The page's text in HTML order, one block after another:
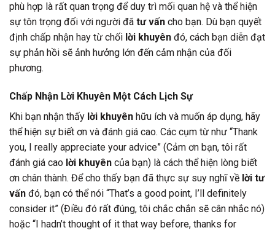
phù hợp là rất quan trọng để duy trì mối quan hệ và thể hiện
sự tôn trọng đối với người đã tư vấn cho bạn. Dù bạn quyết
định chấp nhận hay từ chối lời khuyên đó, cách bạn diễn đạt
sự phản hồi sẽ ảnh hưởng lớn đến cảm nhận của đối
phương.
Chấp Nhận Lời Khuyên Một Cách Lịch Sự
Khi bạn nhận thấy lời khuyên hữu ích và muốn áp dụng, hãy
thể hiện sự biết ơn và đánh giá cao. Các cụm từ như “Thank
you, I really appreciate your advice” (Cảm ơn bạn, tôi rất
đánh giá cao lời khuyên của bạn) là cách thể hiện lòng biết
ơn chân thành. Để cho thấy bạn đã thực sự suy nghĩ về lời tư
vấn đó, bạn có thể nói “That’s a good point, I’ll definitely
consider it” (Điều đó rất đúng, tôi chắc chắn sẽ cân nhắc nó)
hoặc “I hadn’t thought of it that way before, thanks for